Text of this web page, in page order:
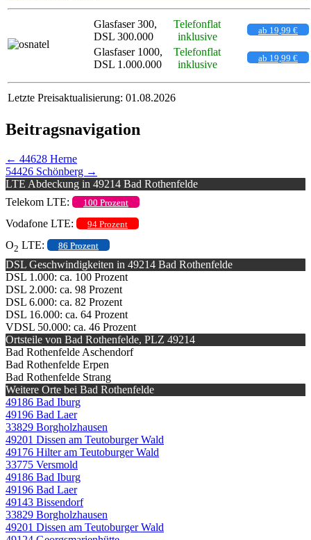
Glasfaser 300,
DSL 300.000
Telefonflat
inklusive
ab 19,99 €
Glasfaser 1000,
DSL 1.000.000
Telefonflat
inklusive
ab 19,99 €
Letzte Preisaktualisierung: 01.08.2026
Beitragsnavigation
← 44628 Herne
54426 Schönberg →
LTE Abdeckung in 49214 Bad Rothenfelde
Telekom LTE:
100 Prozent
Vodafone LTE: 94 Prozent
O2 LTE: 86 Prozent
DSL Geschwindigkeiten in 49214 Bad Rothenfelde
DSL 1.000: ca. 100 Prozent
DSL 2.000: ca. 98 Prozent
DSL 6.000: ca. 82 Prozent
DSL 16.000: ca. 64 Prozent
VDSL 50.000: ca. 46 Prozent
Ortsteile von Bad Rothenfelde, PLZ 49214
Bad Rothenfelde Aschendorf
Bad Rothenfelde Erpen
Bad Rothenfelde Strang
Weitere Orte bei Bad Rothenfelde
49186 Bad Iburg
49196 Bad Laer
33829 Borgholzhausen
49201 Dissen am Teutoburger Wald
49176 Hilter am Teutoburger Wald
33775 Versmold
49186 Bad Iburg
49196 Bad Laer
49143 Bissendorf
33829 Borgholzhausen
49201 Dissen am Teutoburger Wald